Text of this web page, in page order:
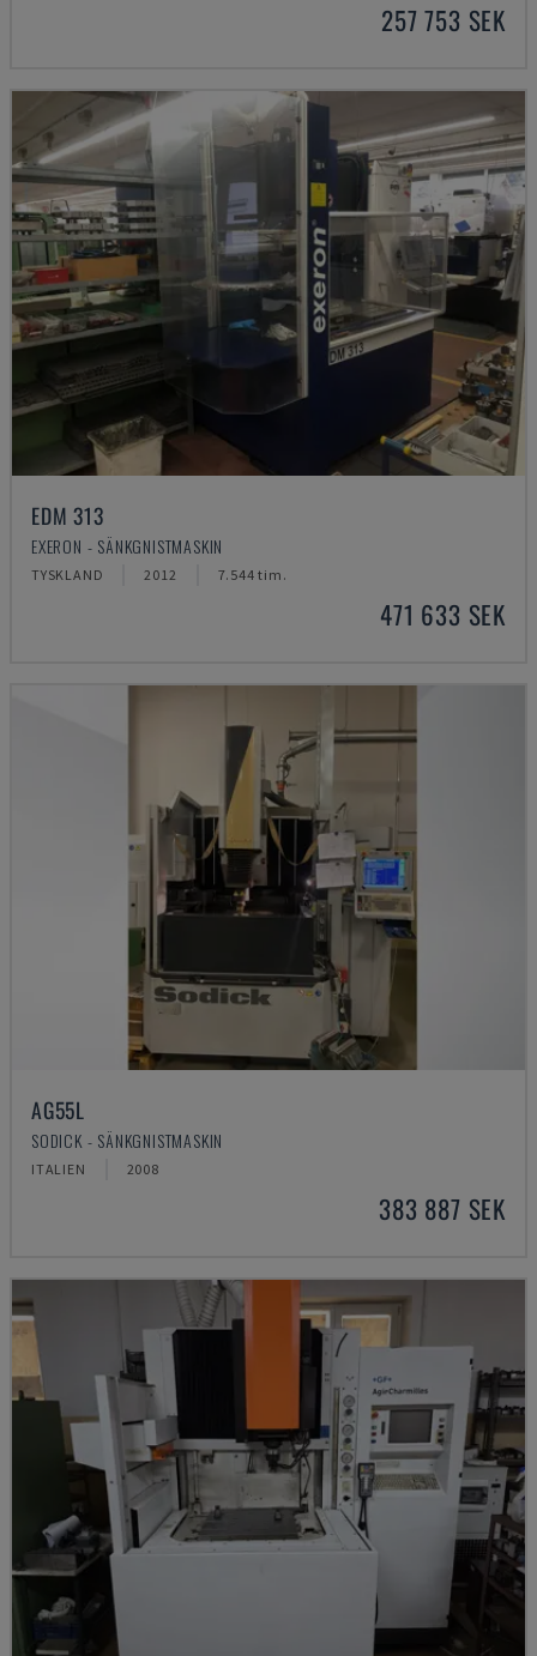
257 753 SEK
EDM 313
EXERON - SÄNKGNISTMASKIN
TYSKLAND 2012 7.544 tim.
471 633 SEK
AG55L
SODICK - SÄNKGNISTMASKIN
ITALIEN 2008
383 887 SEK